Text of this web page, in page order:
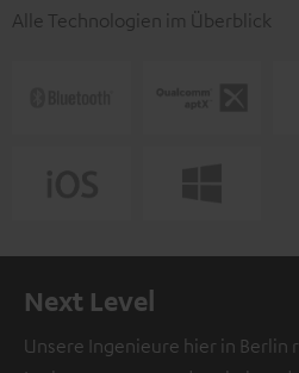
Alle Technologien im Überblick
Next Level
Unsere Ingenieure hier in Berlin